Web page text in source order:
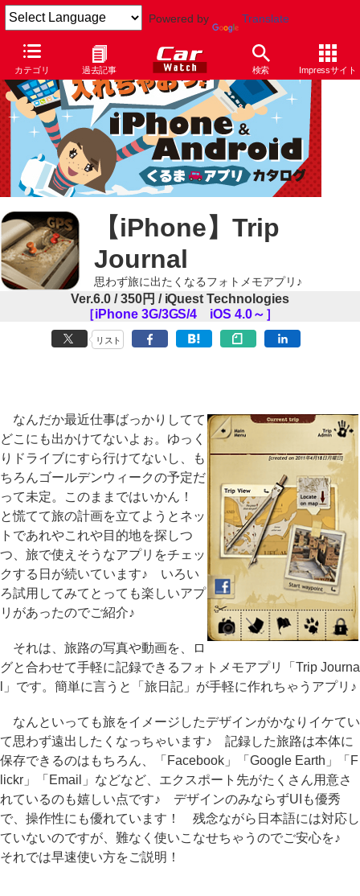
Powered by Translate
カテゴリ 過去記事 検索 Impressサイト
【iPhone】Trip
Journal
思わず旅に出たくなるフォトメモアプリ♪
Ver.6.0 / 350円 / iQuest Technologies
［iPhone 3G/3GS/4 iOS 4.0～］
リスト
なんだか最近仕事ばっかりしてて
どこにも出かけてないよぉ。ゆっく
りドライブにすら行けてないし、も
ちろんゴールデンウィークの予定だ
って未定。このままではいかん！
と慌てて旅の計画を立てようとネッ
トであれやこれや目的地を探しつ
つ、旅で使えそうなアプリをチェッ
クする日が続いています♪ いろい
ろ試用してみてとっても楽しいアプ
リがあったのでご紹介♪
それは、旅路の写真や動画を、ロ
グと合わせて手軽に記録できるフォトメモアプリ「Trip Journa
l」です。簡単に言うと「旅日記」が手軽に作れちゃうアプリ♪
なんといっても旅をイメージしたデザインがかなりイケてい
て思わず遠出したくなっちゃいます♪ 記録した旅路は本体に
保存できるのはもちろん、「Facebook」「Google Earth」「F
lickr」「Email」などなど、エクスポート先がたくさん用意さ
れているのも嬉しい点です♪ デザインのみならずUIも優秀
で、操作性にも優れています！ 残念ながら日本語には対応し
ていないのですが、難なく使いこなせちゃうのでご安心を♪
それでは早速使い方をご説明！